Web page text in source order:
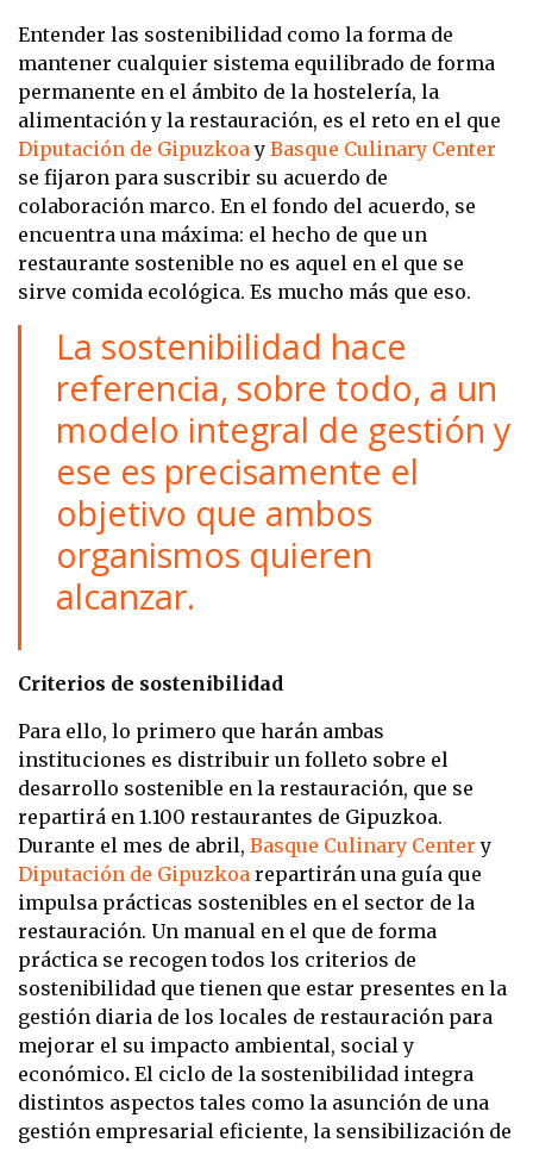
Entender las sostenibilidad como la forma de
mantener cualquier sistema equilibrado de forma
permanente en el ámbito de la hostelería, la
alimentación y la restauración, es el reto en el que
Diputación de Gipuzkoa y Basque Culinary Center
se fijaron para suscribir su acuerdo de
colaboración marco. En el fondo del acuerdo, se
encuentra una máxima: el hecho de que un
restaurante sostenible no es aquel en el que se
sirve comida ecológica. Es mucho más que eso.
La sostenibilidad hace
referencia, sobre todo, a un
modelo integral de gestión y
ese es precisamente el
objetivo que ambos
organismos quieren
alcanzar.
Criterios de sostenibilidad
Para ello, lo primero que harán ambas
instituciones es distribuir un folleto sobre el
desarrollo sostenible en la restauración, que se
repartirá en 1.100 restaurantes de Gipuzkoa.
Durante el mes de abril, Basque Culinary Center y
Diputación de Gipuzkoa repartirán una guía que
impulsa prácticas sostenibles en el sector de la
restauración. Un manual en el que de forma
práctica se recogen todos los criterios de
sostenibilidad que tienen que estar presentes en la
gestión diaria de los locales de restauración para
mejorar el su impacto ambiental, social y
económico. El ciclo de la sostenibilidad integra
distintos aspectos tales como la asunción de una
gestión empresarial eficiente, la sensibilización de